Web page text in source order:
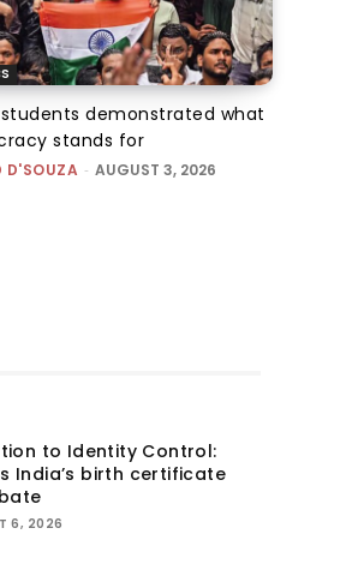
demonstrated what
stands for
D'SOUZA - AUGUST 3, 2026
to Identity Control:
India’s birth certificate
6, 2026